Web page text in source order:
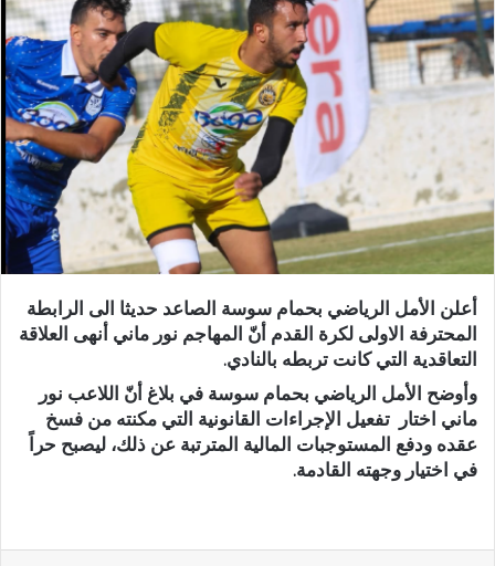
أعلن الأمل الرياضي بحمام سوسة الصاعد حديثا الى الرابطة
المحترفة الاولى لكرة القدم أنّ المهاجم نور ماني أنهى العلاقة
التعاقدية التي كانت تربطه بالنادي.
وأوضح الأمل الرياضي بحمام سوسة في بلاغ أنّ اللاعب نور
ماني اختار تفعيل الإجراءات القانونية التي مكنته من فسخ
عقده ودفع المستوجبات المالية المترتبة عن ذلك، ليصبح حراً
في اختيار وجهته القادمة.